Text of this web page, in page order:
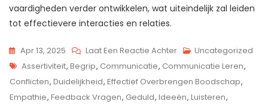
vaardigheden verder ontwikkelen, wat uiteindelijk zal leiden
tot effectievere interacties en relaties.
Apr 13, 2025 Laat Een Reactie AchterOp
De
Kunst
Van
Uncategorized
Tags
Assertiviteit, Begrip, Communicatie, Communicatie Leren,
Conflicten, Duidelijkheid, Effectief Overbrengen Boodschap,
Empathie, Feedback Vragen, Geduld, Ideeën, Luisteren,